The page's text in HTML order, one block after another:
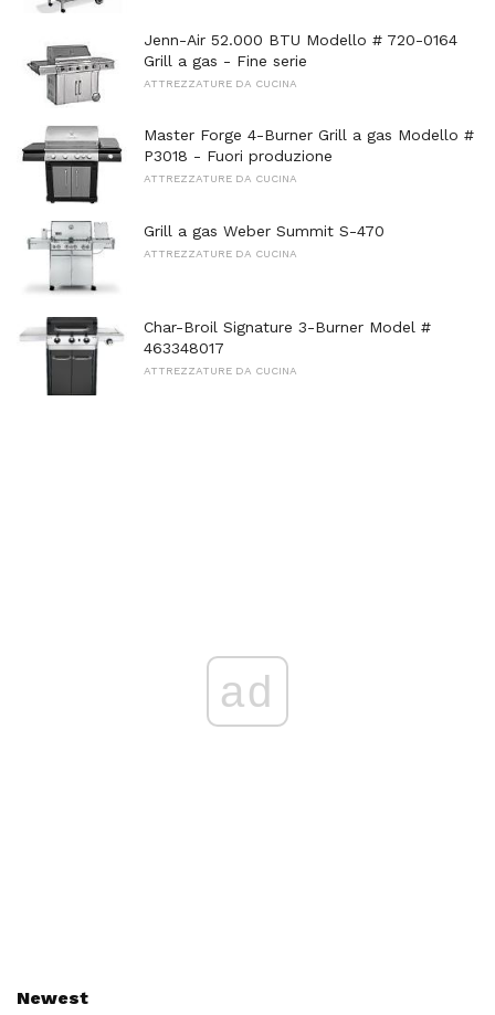
Jenn-Air 52.000 BTU Modello # 720-0164
Grill a gas - Fine serie
ATTREZZATURE DA CUCINA
Master Forge 4-Burner Grill a gas Modello #
P3018 - Fuori produzione
ATTREZZATURE DA CUCINA
Grill a gas Weber Summit S-470
ATTREZZATURE DA CUCINA
Char-Broil Signature 3-Burner Model #
463348017
ATTREZZATURE DA CUCINA
ad
Newest